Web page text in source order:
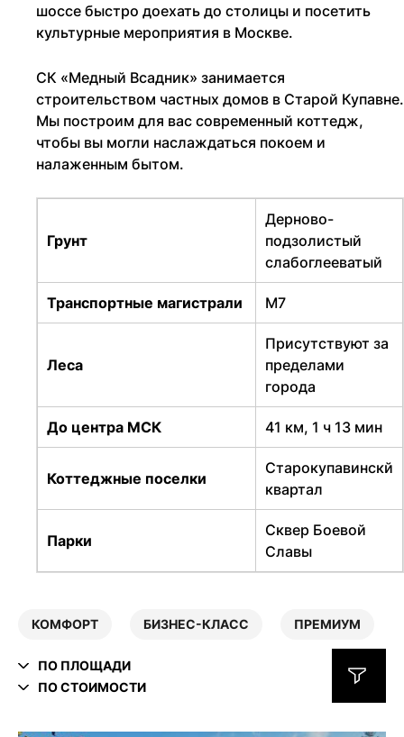
шоссе быстро доехать до столицы и посетить
культурные мероприятия в Москве.
СК «Медный Всадник» занимается
строительством частных домов в Старой Купавне.
Мы построим для вас современный коттедж,
чтобы вы могли наслаждаться покоем и
налаженным бытом.
Грунт
Дерново-
подзолистый
слабоглееватый
Транспортные магистрали М7
Леса
Присутствуют за
пределами
города
До центра МСК 41 км, 1 ч 13 мин
Коттеджные поселки
Старокупавинскй
квартал
Парки
Сквер Боевой
Славы
КОМФОРТ БИЗНЕС-КЛАСС ПРЕМИУМ
ПО ПЛОЩАДИ
ПО СТОИМОСТИ